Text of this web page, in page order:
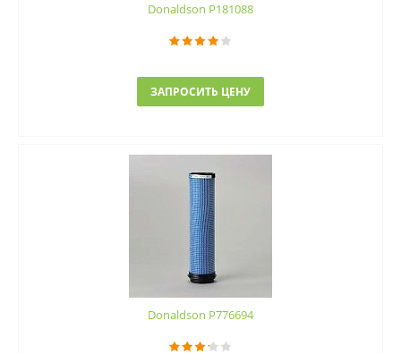
Donaldson P181088
ЗАПРОСИТЬ ЦЕНУ
Donaldson P776694